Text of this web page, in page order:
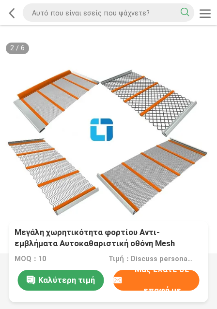
2/ 6
Μεγάλη χωρητικότητα φορτίου Αντι-
εμβλήματα Αυτοκαθαριστική οθόνη Mesh
MOQ：10 Τιμή：Discuss personally
Καλύτερη τιμή
Μας ελάτε σε
επαφή με